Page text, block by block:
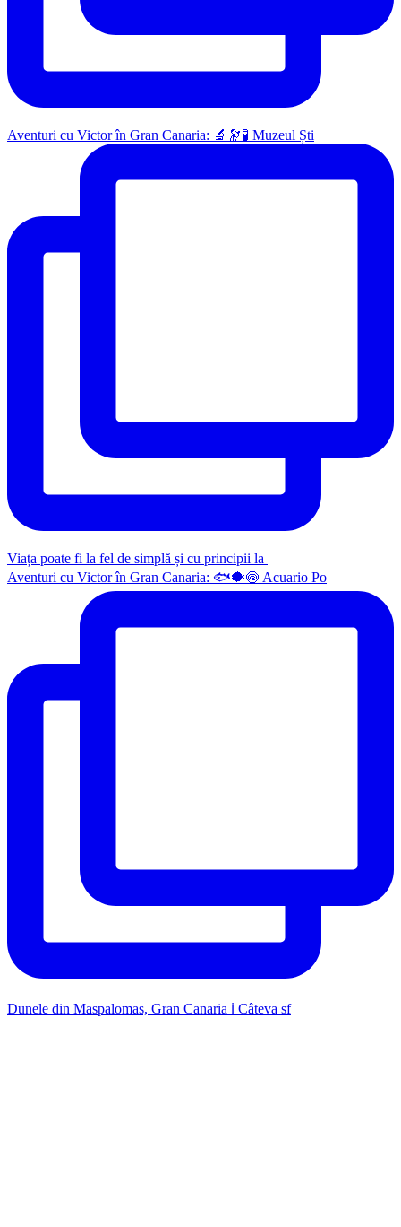
Aventuri cu Victor în Gran Canaria: 🔬🔭🧪 Muzeul Ști
Viața poate fi la fel de simplă și cu principii la
Aventuri cu Victor în Gran Canaria: 🐟🐡🍥 Acuario Po
Dunele din Maspalomas, Gran Canaria ℹ️ Câteva sf